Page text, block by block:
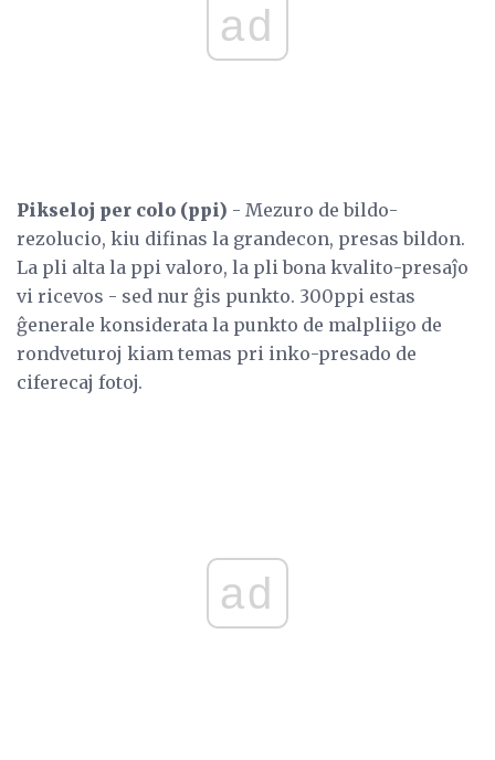
ad
Pikseloj per colo (ppi) - Mezuro de bildo-
rezolucio, kiu difinas la grandecon, presas bildon.
La pli alta la ppi valoro, la pli bona kvalito-presaĵo
vi ricevos - sed nur ĝis punkto. 300ppi estas
ĝenerale konsiderata la punkto de malpliigo de
rondveturoj kiam temas pri inko-presado de
ciferecaj fotoj.
ad